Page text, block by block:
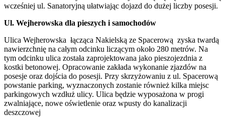
wcześniej ul. Sanatoryjną ułatwiając dojazd do dużej liczby posesji.
Ul. Wejherowska dla pieszych i samochodów
Ulica Wejherowska łącząca Nakielską ze Spacerową zyska twardą
nawierzchnię na całym odcinku liczącym około 280 metrów. Na
tym odcinku ulica została zaprojektowana jako pieszojezdnia z
kostki betonowej. Opracowanie zakłada wykonanie zjazdów na
posesje oraz dojścia do posesji. Przy skrzyżowaniu z ul. Spacerową
powstanie parking, wyznaczonych zostanie również kilka miejsc
parkingowych wzdłuż ulicy. Ulica będzie wyposażona w progi
zwalniające, nowe oświetlenie oraz wpusty do kanalizacji
deszczowej